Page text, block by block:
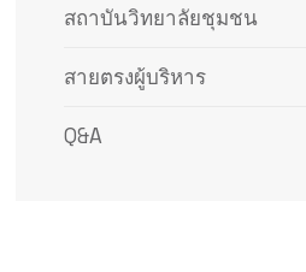
สถาบันวิทยาลัยชุมชน
สายตรงผู้บริหาร
Q&A